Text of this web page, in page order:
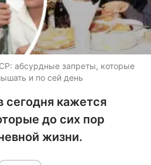
абсурдные запреты, которые
и по сей день
сегодня кажется
до сих пор
жизни.